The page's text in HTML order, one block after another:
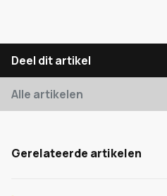
Deel dit artikel
Alle artikelen
Gerelateerde artikelen